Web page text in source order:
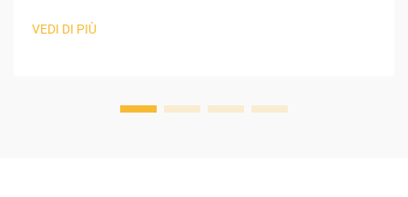
nell’intero sistema di luci stradali solari integrate. I sistemi di
VEDI DI PIÙ